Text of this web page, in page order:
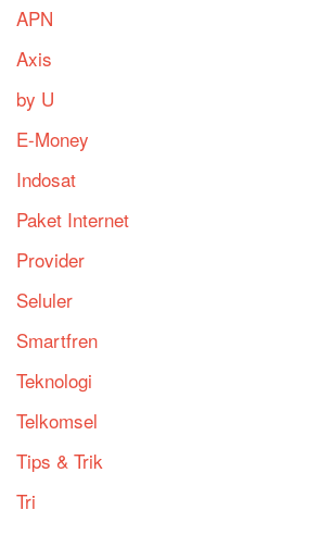
APN
Axis
by U
E-Money
Indosat
Paket Internet
Provider
Seluler
Smartfren
Teknologi
Telkomsel
Tips & Trik
Tri